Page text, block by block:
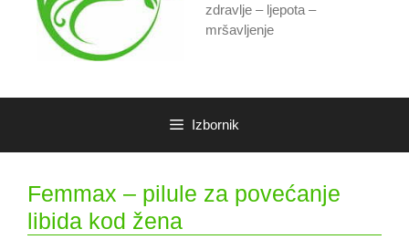
zdravlje – ljepota –
mršavljenje
Izbornik
Femmax – pilule za povećanje
libida kod žena